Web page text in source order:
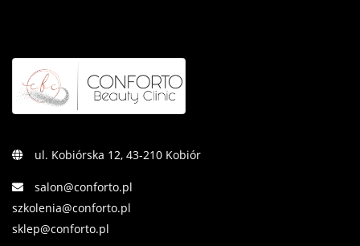
ul. Kobiórska 12, 43-210 Kobiór
salon@conforto.pl
szkolenia@conforto.pl
sklep@conforto.pl